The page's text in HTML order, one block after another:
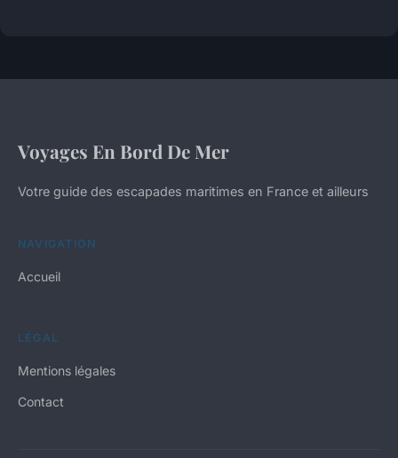
Voyages En Bord De Mer
Votre guide des escapades maritimes en France et ailleurs
NAVIGATION
Accueil
LÉGAL
Mentions légales
Contact